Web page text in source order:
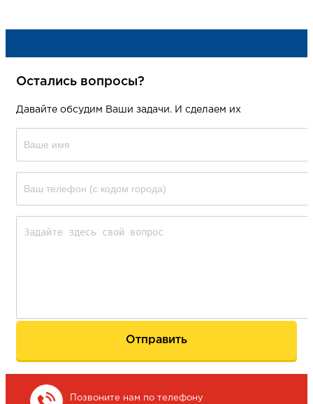
Остались вопросы?
Давайте обсудим Ваши задачи. И сделаем их
Позвоните нам по телефону